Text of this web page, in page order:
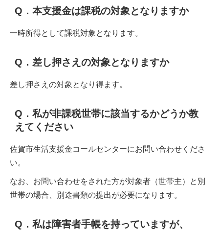
Q．本支援金は課税の対象となりますか
一時所得として課税対象となります。
Q．差し押さえの対象となりますか
差し押さえの対象となり得ます。
Q．私が非課税世帯に該当するかどうか教
えてください
佐賀市生活支援金コールセンターにお問い合わせくださ
い。
なお、お問い合わせをされた方が対象者（世帯主）と別
世帯の場合、別途書類の提出が必要になります。
Q．私は障害者手帳を持っていますが、